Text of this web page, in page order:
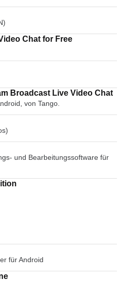
and Video Chat for Free
Tango - Go Live Stream Broadcast Live Video Chat
von Tango.
und Bearbeitungssoftware für
für Android